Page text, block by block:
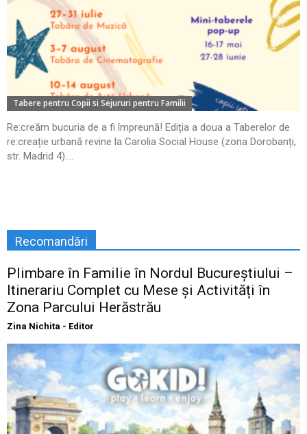
Tabere pentru Copii si Sejururi pentru Familii
Re:creăm bucuria de a fi împreună! Ediția a doua a Taberelor de
re:creație urbană revine la Carolia Social House (zona Dorobanți,
str. Madrid 4)....
Recomandări
Plimbare în Familie în Nordul Bucureștiului –
Itinerariu Complet cu Mese și Activități în
Zona Parcului Herăstrău
Zina Nichita - Editor